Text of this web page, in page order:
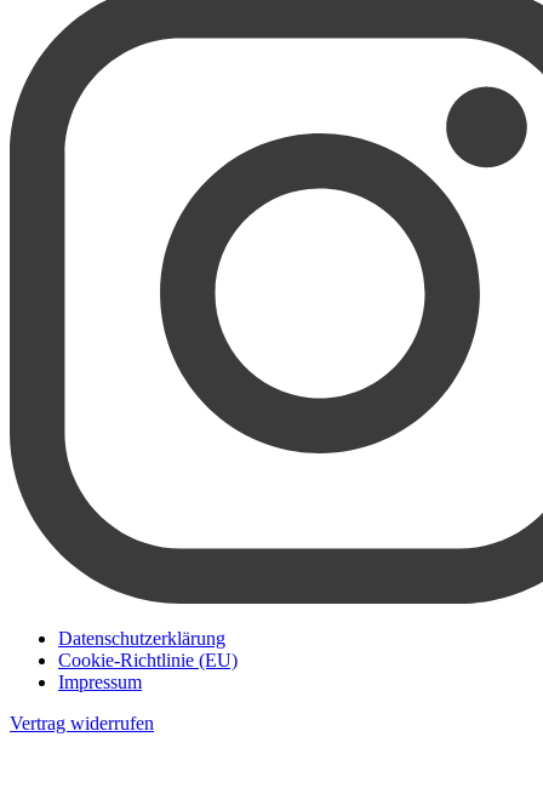
Datenschutzerklärung
Cookie-Richtlinie (EU)
Impressum
Vertrag widerrufen